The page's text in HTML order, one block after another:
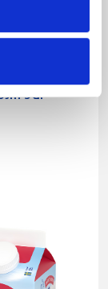
3dl